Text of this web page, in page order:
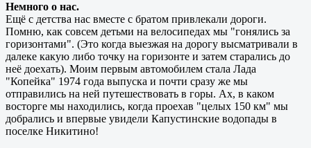
Немного о нас.
Ещё с детства нас вместе с братом привлекали дороги.
Помню, как совсем детьми на велосипедах мы "гонялись за
горизонтами". (Это когда выезжая на дорогу высматривали в
далеке какую либо точку на горизонте и затем старались до
неё доехать). Моим первым автомобилем стала Лада
"Копейка" 1974 года выпуска и почти сразу же мы
отправились на ней путешествовать в горы. Ах, в каком
восторге мы находились, когда проехав "целых 150 км" мы
добрались и впервые увидели Капустинские водопады в
поселке Никитино!